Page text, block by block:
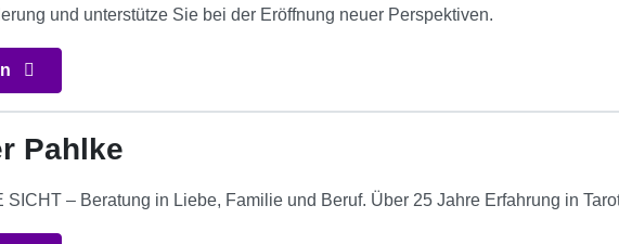
und unterstütze Sie bei der Eröffnung neuer Perspektiven.
Pahlke
SICHT – Beratung in Liebe, Familie und Beruf. Über 25 Jahre Erfahrung in